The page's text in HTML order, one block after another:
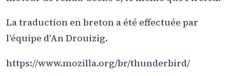
La traduction en breton a été effectuée par
l'équipe d'An Drouizig.
https://www.mozilla.org/br/thunderbird/